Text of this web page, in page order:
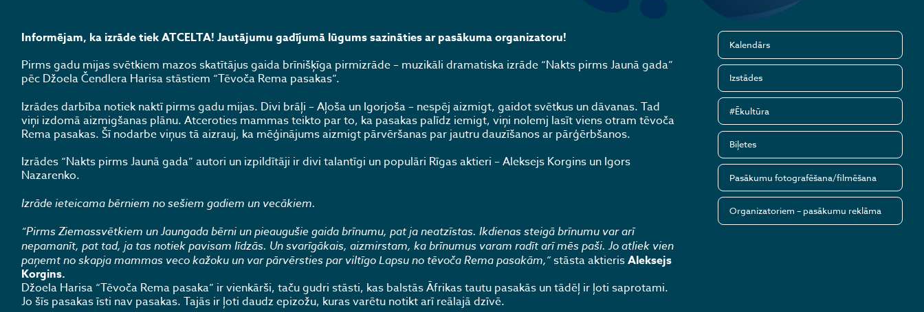
Informējam, ka izrāde tiek ATCELTA! Jautājumu gadījumā lūgums sazināties ar pasākuma organizatoru!
Pirms gadu mijas svētkiem mazos skatītājus gaida brīnišķīga pirmizrāde – muzikāli dramatiska izrāde “Nakts pirms Jaunā gada”
pēc Džoela Čendlera Harisa stāstiem “Tēvoča Rema pasakas”.
Izrādes darbība notiek naktī pirms gadu mijas. Divi brāļi – Aļoša un Igorjoša – nespēj aizmigt, gaidot svētkus un dāvanas. Tad
viņi izdomā aizmigšanas plānu. Atceroties mammas teikto par to, ka pasakas palīdz iemigt, viņi nolemj lasīt viens otram tēvoča
Rema pasakas. Šī nodarbe viņus tā aizrauj, ka mēģinājums aizmigt pārvēršanas par jautru dauzīšanos ar pārģērbšanos.
Izrādes “Nakts pirms Jaunā gada” autori un izpildītāji ir divi talantīgi un populāri Rīgas aktieri – Aleksejs Korgins un Igors
Nazarenko.
Izrāde ieteicama bērniem no sešiem gadiem un vecākiem.
“Pirms Ziemassvētkiem un Jaungada bērni un pieaugušie gaida brīnumu, pat ja neatzīstas. Ikdienas steigā brīnumu var arī
nepamanīt, pat tad, ja tas notiek pavisam līdzās. Un svarīgākais, aizmirstam, ka brīnumus varam radīt arī mēs paši. Jo atliek vien
paņemt no skapja mammas veco kažoku un var pārvērsties par viltīgo Lapsu no tēvoča Rema pasakām,”stāsta aktierisAleksejs
Korgins.
Džoela Harisa “Tēvoča Rema pasaka” ir vienkārši, taču gudri stāsti, kas balstās Āfrikas tautu pasakās un tādēļ ir ļoti saprotami.
Jo šīs pasakas īsti nav pasakas. Tajās ir ļoti daudz epizožu, kuras varētu notikt arī reālajā dzīvē.
Kalendārs
Izstādes
#Ēkultūra
Biļetes
Pasākumu fotografēšana/filmēšana
Organizatoriem – pasākumu reklāma